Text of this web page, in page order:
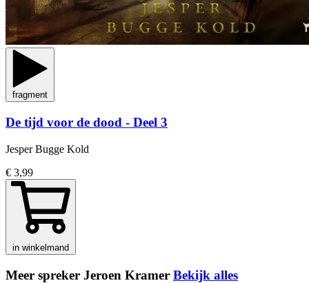
fragment
De tijd voor de dood - Deel 3
Jesper Bugge Kold
€ 3,99
in winkelmand
Meer spreker Jeroen Kramer Bekijk alles